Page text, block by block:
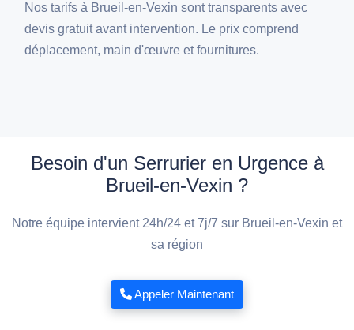
Nos tarifs à Brueil-en-Vexin sont transparents avec
devis gratuit avant intervention. Le prix comprend
déplacement, main d'œuvre et fournitures.
Besoin d'un Serrurier en Urgence à
Brueil-en-Vexin ?
Notre équipe intervient 24h/24 et 7j/7 sur Brueil-en-Vexin et
sa région
Appeler Maintenant